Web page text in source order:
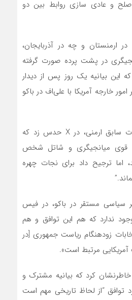
و عادی سازی روابط بین دو
در ارمنستان و چه در آذربایجان،
در پشت پرده صورت گرفته
این بیانیه یک روز پس از دیدار
امور خارجه آمریکا با علی‌اف در باکو
سوسی تاتیکیان، دیپلمات سابق ارمنی، در X حدس زد که
قوی میانجیگری و شاتل شخص
اما ترجیح داد برای نجات چهره
سیاسی مستقر در باکو، در فیس
ندارد که هم این توافق و هم
زودهنگام ریاست جمهوری [در
مرتبط است».
کرد که بیانیه مشترک و
توافق “از لحاظ تاریخی مهم است